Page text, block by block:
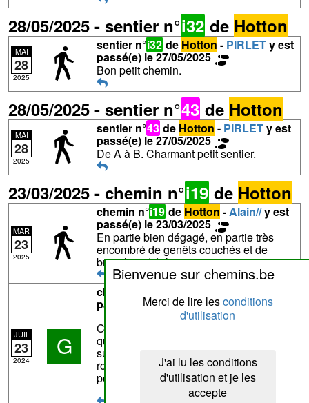
Bienvenue sur chemins.be
Merci de lire lesconditions
d'utilisation
J'ai lu les conditions
d'utilisation et je les
accepte
28/05/2025 - sentier n°i32 de Hotton
MAI
28
2025
sentier n°i32 de Hotton - PIRLETy est
passé(e) le 27/05/2025
Bon petit chemin.
28/05/2025 - sentier n°43 de Hotton
MAI
28
2025
sentier n°43 de Hotton - PIRLETy est
passé(e) le 27/05/2025
De A à B. Charmant petit sentier.
23/03/2025 - chemin n°i19 de Hotton
MAR
23
2025
chemin n°i19 de Hotton -Alain//y est
passé(e) le 23/03/2025
En partie bien dégagé, en partie très
encombré de genêts couchés et de
branches d'églantiers.
JUIL
23
2024 G
chemin n°
passé(e) le 22/07/2024
Chemin large dans sa partie inférieure
qui devient étroit dans sa partie
supérieure. Il est encombré par des
ronces mais le passage est néanmois
possible.